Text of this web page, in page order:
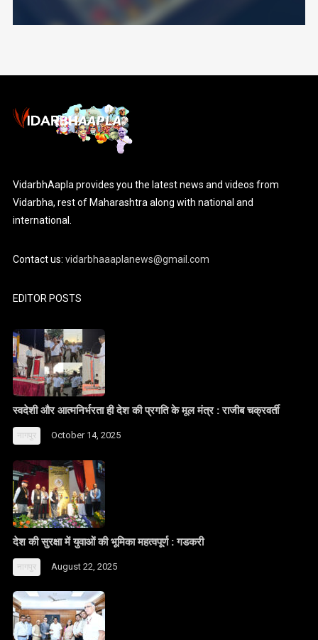
VidarbhAapla provides you the latest news and videos from
Vidarbha, rest of Maharashtra along with national and
international.
Contact us:vidarbhaaaplanews@gmail.com
EDITOR POSTS
स्वदेशी और आत्मनिर्भरता ही देश की प्रगति के मूल मंत्र : राजीब चक्रवर्ती
नागपुर October 14, 2025
देश की सुरक्षा में युवाओं की भूमिका महत्वपूर्ण : गडकरी
नागपुर August 22, 2025